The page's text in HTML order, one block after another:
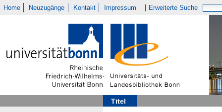
Home Neuzugänge Kontakt Impressum Erweiterte Suche
Titel